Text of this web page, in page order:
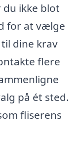
ikke blot
for at vælge
dine krav
flere
på ét sted.
fliserens